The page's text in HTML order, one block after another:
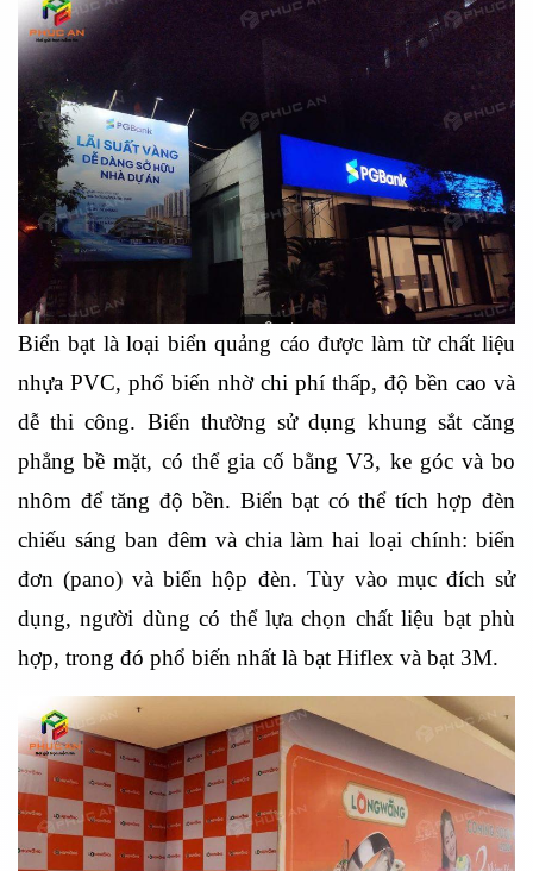
Biển bạt là loại biển quảng cáo được làm từ chất liệu
nhựa PVC, phổ biến nhờ chi phí thấp, độ bền cao và
dễ thi công. Biển thường sử dụng khung sắt căng
phẳng bề mặt, có thể gia cố bằng V3, ke góc và bo
nhôm để tăng độ bền. Biển bạt có thể tích hợp đèn
chiếu sáng ban đêm và chia làm hai loại chính: biển
đơn (pano) và biển hộp đèn. Tùy vào mục đích sử
dụng, người dùng có thể lựa chọn chất liệu bạt phù
hợp, trong đó phổ biến nhất là bạt Hiflex và bạt 3M.